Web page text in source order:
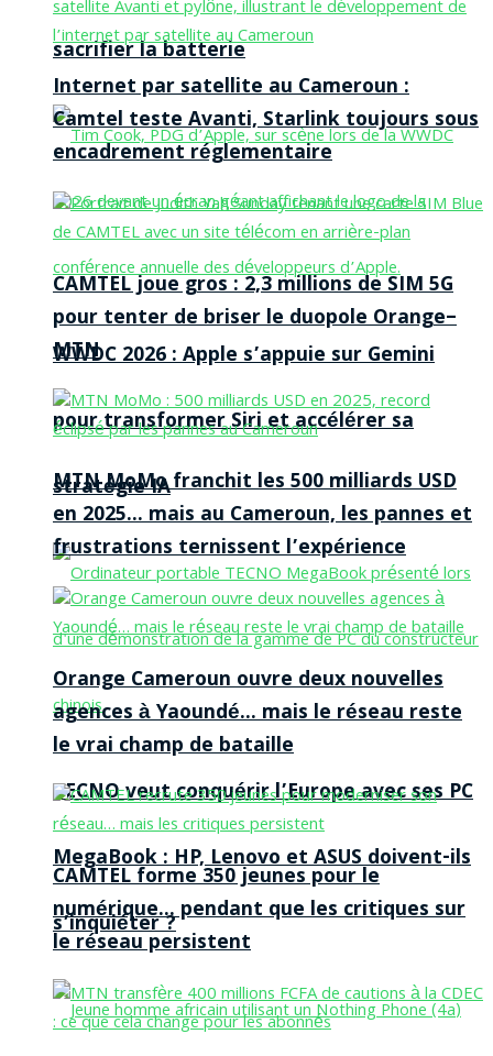
sacrifier la batterie
WWDC 2026 : Apple s’appuie sur Gemini
pour transformer Siri et accélérer sa
stratégie IA
TECNO veut conquérir l’Europe avec ses PC
MegaBook : HP, Lenovo et ASUS doivent-ils
s’inquiéter ?
Internet par satellite au Cameroun :
Camtel teste Avanti, Starlink toujours sous
encadrement réglementaire
CAMTEL joue gros : 2,3 millions de SIM 5G
pour tenter de briser le duopole Orange–
MTN
MTN MoMo franchit les 500 milliards USD
en 2025… mais au Cameroun, les pannes et
frustrations ternissent l’expérience
Orange Cameroun ouvre deux nouvelles
agences à Yaoundé… mais le réseau reste
le vrai champ de bataille
CAMTEL forme 350 jeunes pour le
numérique… pendant que les critiques sur
le réseau persistent